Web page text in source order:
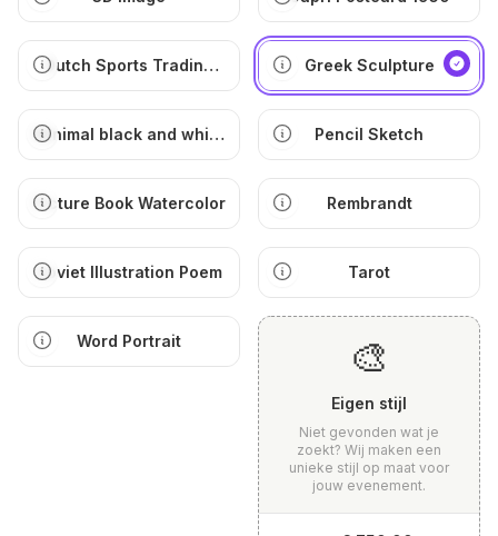
Dutch Sports Trading
Card
Greek Sculpture
Minimal black and white
illustration
Pencil Sketch
Picture Book Watercolor Rembrandt
Soviet Illustration Poem Tarot
Word Portrait 🎨
Eigen stijl
Niet gevonden wat je
zoekt? Wij maken een
unieke stijl op maat voor
jouw evenement.